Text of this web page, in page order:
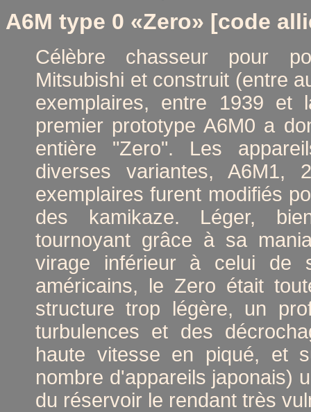
A6M type 0 «Zero» [code
Célèbre chasseur pour
Mitsubishi et construit (entre
exemplaires, entre 1939
premier prototype A6M0 a
entière "Zero". Les
diverses variantes,
exemplaires furent modifiés
des kamikaze. Léger,
tournoyant grâce à sa
virage inférieur à celui de
américains, le Zero était
structure trop légère, un
turbulences et des
haute vitesse en piqué, et
nombre d'appareils japonais)
du réservoir le rendant très